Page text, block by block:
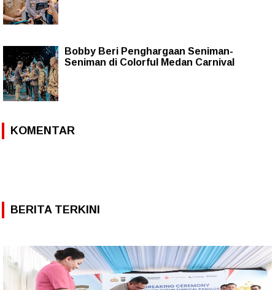
Bobby Beri Penghargaan Seniman-
Seniman di Colorful Medan Carnival
KOMENTAR
BERITA TERKINI